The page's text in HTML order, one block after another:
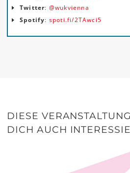
Twitter: @wukvienna
Spotify: spoti.fi/2TAwci5
DIESE
DICH AUCH